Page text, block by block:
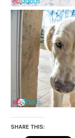
SHARE THIS: